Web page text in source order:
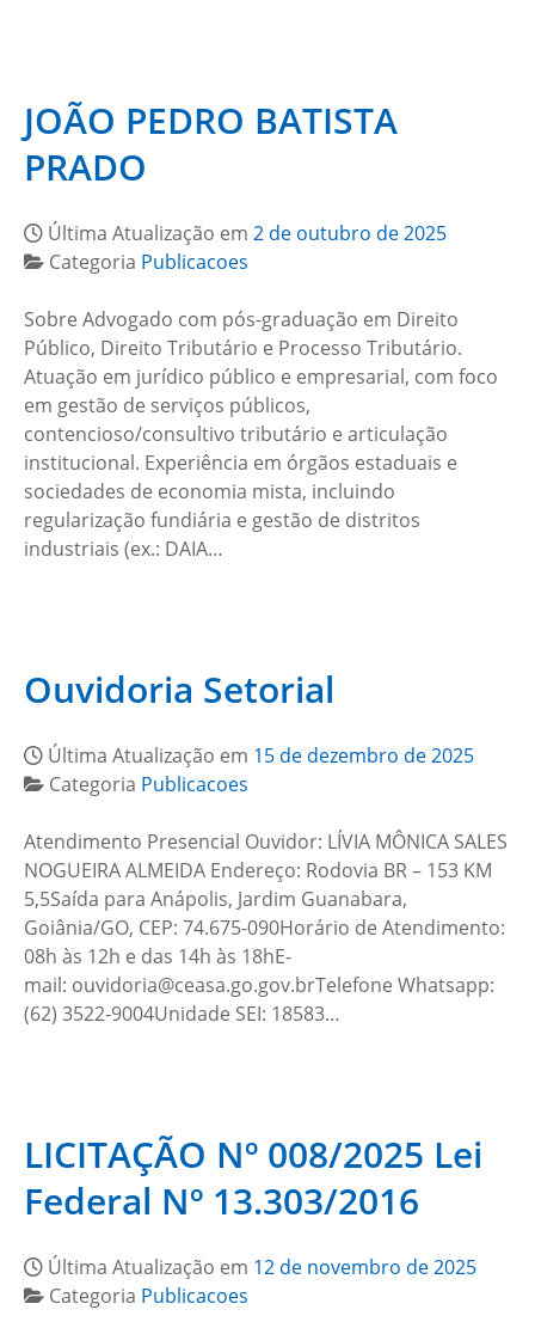
JOÃO PEDRO BATISTA
PRADO
Última Atualização em 2 de outubro de 2025
Categoria Publicacoes
Sobre Advogado com pós-graduação em Direito
Público, Direito Tributário e Processo Tributário.
Atuação em jurídico público e empresarial, com foco
em gestão de serviços públicos,
contencioso/consultivo tributário e articulação
institucional. Experiência em órgãos estaduais e
sociedades de economia mista, incluindo
regularização fundiária e gestão de distritos
industriais (ex.: DAIA…
Ouvidoria Setorial
Última Atualização em 15 de dezembro de 2025
Categoria Publicacoes
Atendimento Presencial Ouvidor: LÍVIA MÔNICA SALES
NOGUEIRA ALMEIDA Endereço: Rodovia BR – 153 KM
5,5Saída para Anápolis, Jardim Guanabara,
Goiânia/GO, CEP: 74.675-090Horário de Atendimento:
08h às 12h e das 14h às 18hE-
mail: ouvidoria@ceasa.go.gov.brTelefone Whatsapp:
(62) 3522-9004Unidade SEI: 18583…
LICITAÇÃO Nº 008/2025 Lei
Federal Nº 13.303/2016
Última Atualização em 12 de novembro de 2025
Categoria Publicacoes